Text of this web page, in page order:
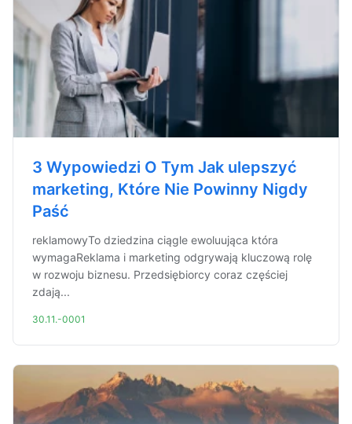
3 Wypowiedzi O Tym Jak ulepszyć
marketing, Które Nie Powinny Nigdy
Paść
reklamowyTo dziedzina ciągle ewoluująca która
wymagaReklama i marketing odgrywają kluczową rolę
w rozwoju biznesu. Przedsiębiorcy coraz częściej
zdają...
30.11.-0001